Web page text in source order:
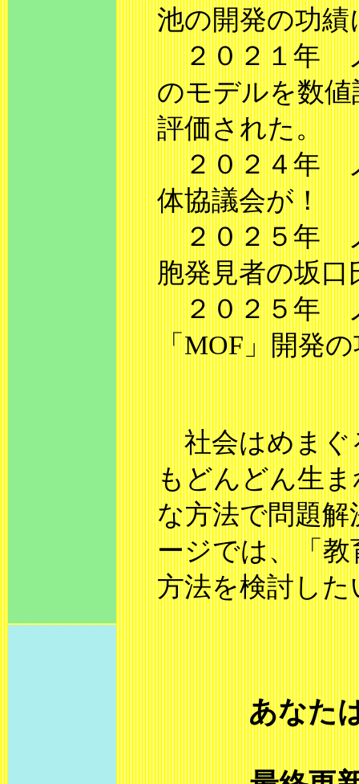
池の開発の功
２０２１年
のモデルを数
評価された。
２０２４年
体協議会が！
２０２５年
胞発見者の坂
２０２５年
「MOF」開発
社会はめまぐ
もどんどん生
な方法で問題
ージでは、「
方法を検討し
あな